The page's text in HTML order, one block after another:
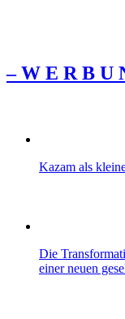
– W Ε R Β U
Kazam als
Die
einer neuen